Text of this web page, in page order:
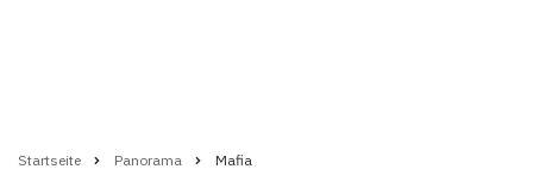
Startseite Panorama Mafia